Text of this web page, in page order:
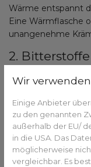
Wärme entspannt
Eine Wärmflasche
unangenehme
2. Bitterstoffe
Bitterstoffe fördern
Geeignet sind
Apotheke) oder
3. Ruhe und
Ein oft
Wir
Einige Anbieter
zu den genannten
außerhalb der EU/
in die USA. Das
möglicherweise
vergleichbar. Es